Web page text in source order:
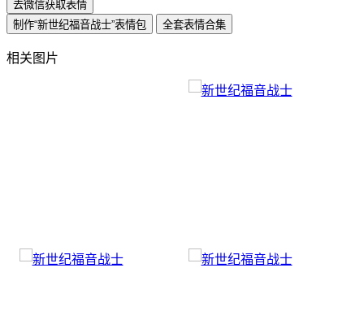
去微信获取表情
制作“新世纪福音战士”表情包
全套表情合集
相关图片